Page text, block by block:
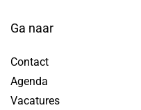
Ga naar
Contact
Agenda
Vacatures